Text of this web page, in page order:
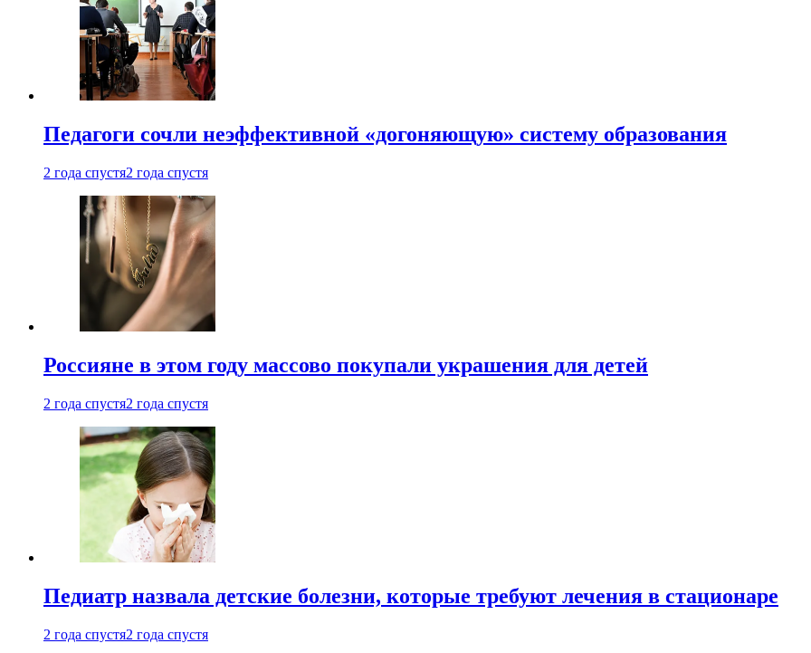
Педагоги сочли неэффективной «догоняющую» систему образования
2 года спустя2 года спустя
Россияне в этом году массово покупали украшения для детей
2 года спустя2 года спустя
Педиатр назвала детские болезни, которые требуют лечения в стационаре
2 года спустя2 года спустя